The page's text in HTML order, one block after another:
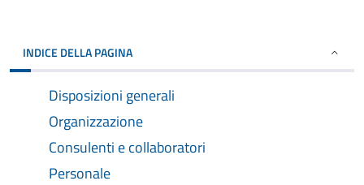
INDICE DELLA PAGINA
Disposizioni generali
Organizzazione
Consulenti e collaboratori
Personale